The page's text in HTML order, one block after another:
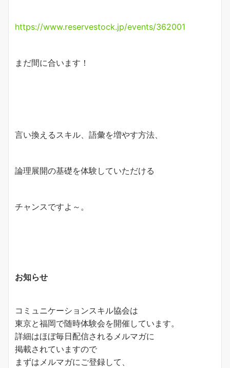
https://www.reservestock.jp/events/362001
まだ間に合います！
言い換えるスキル、語彙を増やす方法、
論理展開の基礎を体験していただける
チャンスですよ～。
お知らせ
コミュニケーションスキル協会は
東京と福岡で随時体験会を開催しています。
詳細はほぼ毎日配信されるメルマガに
掲載されていますので
まずはメルマガにご登録して、